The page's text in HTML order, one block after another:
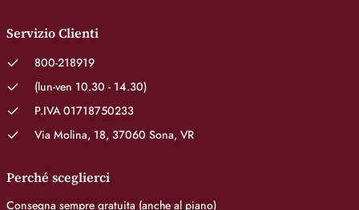
Servizio Clienti
800-218919
(lun-ven 10.30 - 14.30)
P.IVA 01718750233
Via Molina, 18, 37060 Sona, VR
Perché sceglierci
Consegna sempre gratuita (anche al piano)